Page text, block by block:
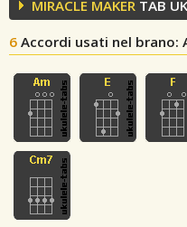
MIRACLE MAKER TAB
6 Accordi usati nel brano: